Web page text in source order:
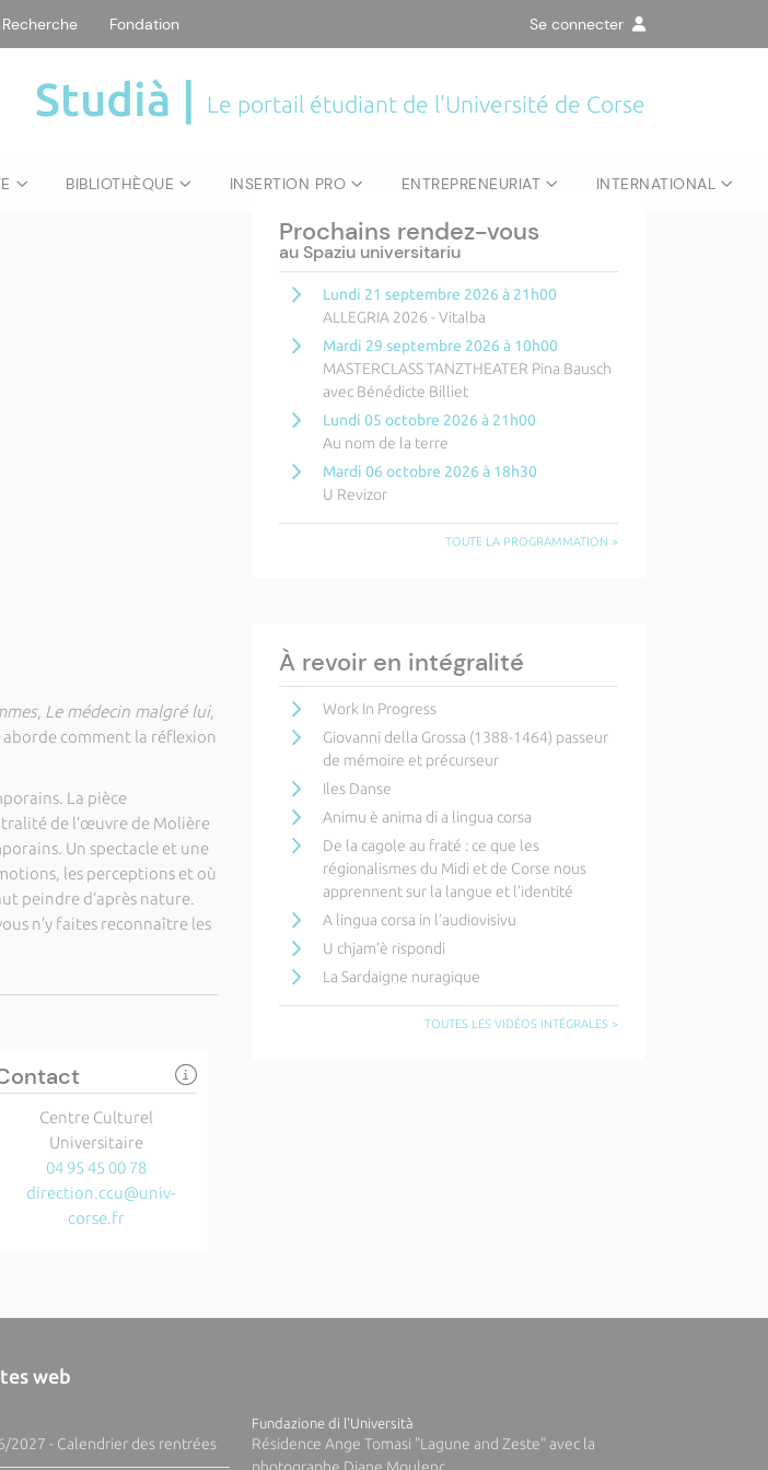
Recherche Fondation Se connecter
Studià | Le portail étudiant de l'Université de Corse
BIBLIOTHÈQUE INSERTION PRO ENTREPRENEURIAT INTERNATIONAL
, Le médecin malgré lui,
aborde comment la réflexion
La pièce
de l’œuvre de Molière
Un spectacle et une
les perceptions et où
peindre d’après nature.
n’y faites reconnaître les
Centre Culturel
Universitaire
04 95 45 00 78
direction.ccu@univ-
corse.fr
Universitaire en cliquant ici.
Prochains rendez-vous
au Spaziu universitariu
Lundi 21 septembre 2026 à 21h00
ALLEGRIA 2026 - Vitalba
Mardi 29 septembre 2026 à 10h00
MASTERCLASS TANZTHEATER Pina Bausch
avec Bénédicte Billiet
Lundi 05 octobre 2026 à 21h00
Au nom de la terre
Mardi 06 octobre 2026 à 18h30
U Revizor
TOUTE LA PROGRAMMATION >
À revoir en intégralité
Work In Progress
Giovanni della Grossa (1388-1464) passeur
de mémoire et précurseur
Iles Danse
Animu è anima di a lingua corsa
De la cagole au fraté : ce que les
régionalismes du Midi et de Corse nous
apprennent sur la langue et l’identité
A lingua corsa in l’audiovisivu
U chjam’è rispondi
La Sardaigne nuragique
TOUTES LES VIDÉOS INTÉGRALES >
web
2027 - Calendrier des rentrées
Fundazione di l'Università
Résidence Ange Tomasi "Lagune and Zeste" avec la